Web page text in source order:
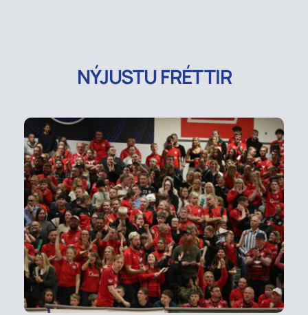
NÝJUSTU FRÉTTIR